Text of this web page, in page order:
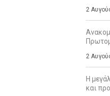
2
2
Η
και